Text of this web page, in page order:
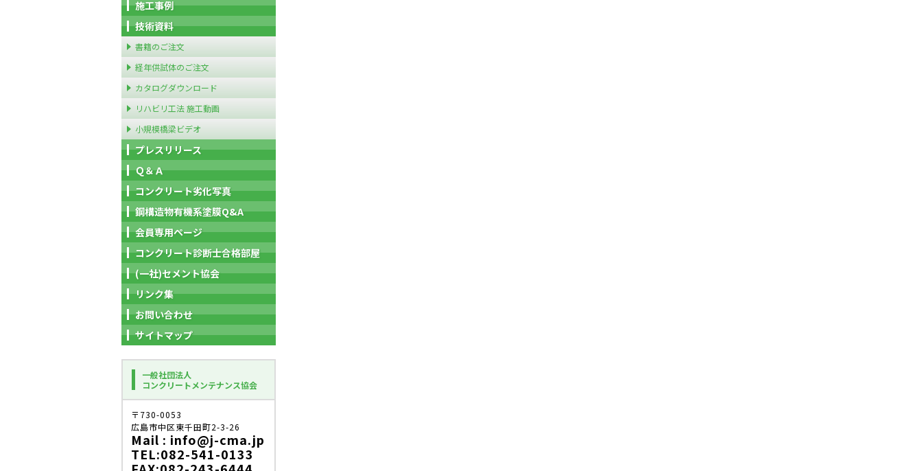
施工事例
技術資料
書籍のご注文
経年供試体のご注文
カタログダウンロード
リハビリ工法 施工動画
小規模橋梁ビデオ
プレスリリース
Ｑ＆Ａ
コンクリート劣化写真
鋼構造物有機系塗膜Q&A
会員専用ページ
コンクリート診断士合格部屋
(一社)セメント協会
リンク集
お問い合わせ
サイトマップ
一般社団法人
コンクリートメンテナンス協会
〒730-0053
広島市中区東千田町2-3-26
Mail : info@j-cma.jp
TEL:082-541-0133